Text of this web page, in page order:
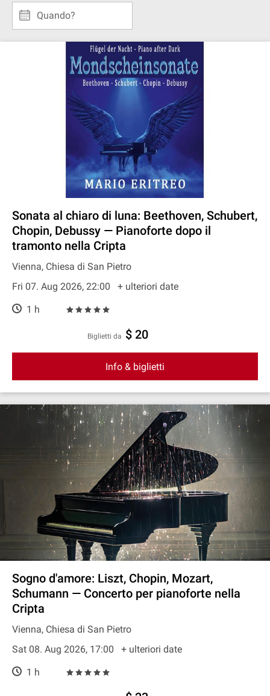
Quando?
Sonata al chiaro di luna: Beethoven, Schubert,
Chopin, Debussy — Pianoforte dopo il
tramonto nella Cripta
Vienna, Chiesa di San Pietro
Fri 07. Aug 2026, 22:00
+ ulteriori date
1 h
Biglietti da $ 20
Info & biglietti
Sogno d'amore: Liszt, Chopin, Mozart,
Schumann — Concerto per pianoforte nella
Cripta
Vienna, Chiesa di San Pietro
Sat 08. Aug 2026, 17:00
+ ulteriori date
1 h